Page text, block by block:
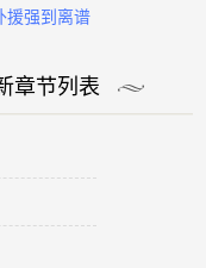
援强到离谱
章节列表